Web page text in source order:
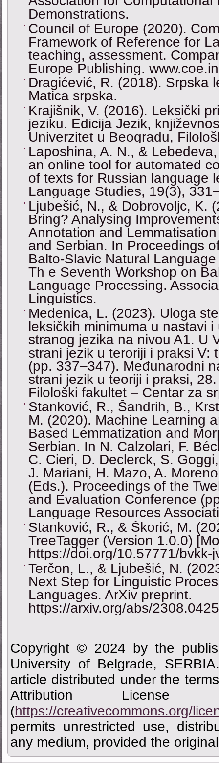
Demonstrations.
Council of Europe (2020).
Framework of Reference for
teaching, assessment.
Europe Publishing.
Dragićević, R. (2018). Srpska
Matica srpska.
Krajišnik, V. (2016). Leksički
jeziku. Edicija Jezik,
Univerzitet u Beogradu,
Laposhina, A. N., &
an online tool for automated
of texts for Russian language
Language Studies, 19(3),
Ljubešić, N., & Dobrovoljc, K.
Bring? Analysing
Annotation and
and Serbian. In Proceedings
Balto-Slavic Natural
Th e Seventh Workshop on
Language Processing.
Linguistics.
Medenica, L. (2023). Uloga
leksičkih minimuma u nastavi
stranog jezika na nivou A1. U
strani jezik u teroriji i praksi V:
(pp. 337–347). Međunarodni
strani jezik u teoriji i praksi,
Filološki fakultet ‒ Centar za
Stanković, R., Šandrih, B.,
M. (2020). Machine Learning
Based Lemmatization and
Serbian. In N. Calzolari, F.
C. Cieri, D. Declerck, S.
J. Mariani, H. Mazo, A.
(Еds.). Proceedings of the
and Evaluation Conference
Language Resources
Stanković, R., & Škorić, M.
TreeTagger (Version 1.0.0)
https://doi.org/10.57771/bvkk-
Terčon, L., & Ljubešić, N.
Next Step for Linguistic
Languages. ArXiv preprint.
https://arxiv.org/abs/
Copyright © 2024 by the
University of Belgrade,
article distributed under the
Attribution
(https://creativecommons.org/
permits unrestricted use,
any medium, provided the